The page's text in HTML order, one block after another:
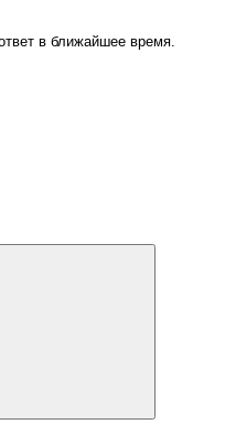
в ближайшее время.